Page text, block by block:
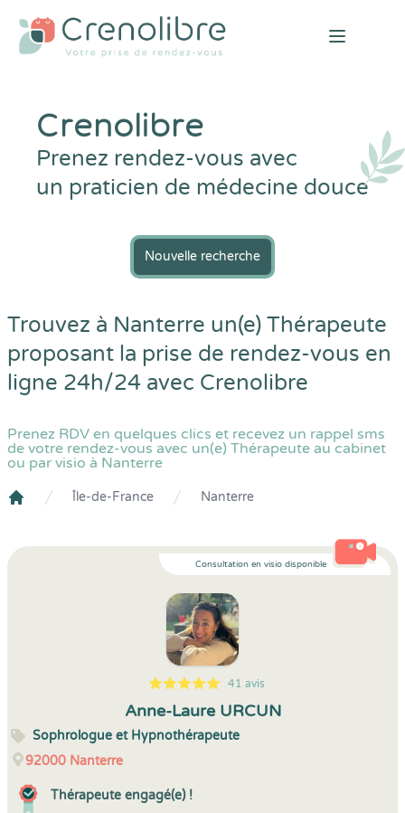
Open
Crenolibre
Prenez rendez-vous avec
un praticien de médecine douce
Nouvelle recherche
Trouvez à Nanterre un(e) Thérapeute
proposant la prise de rendez-vous en
ligne 24h/24 avec Crenolibre
Prenez RDV en quelques clics et recevez un rappel sms
de votre rendez-vous avec un(e) Thérapeute au cabinet
ou par visio à Nanterre
Île-de-France Nanterre
Consultation en visio disponible
5
1
5
41 41 avis
Anne-Laure URCUN
Sophrologue et Hypnothérapeute
92000 Nanterre
Thérapeute engagé(e) !